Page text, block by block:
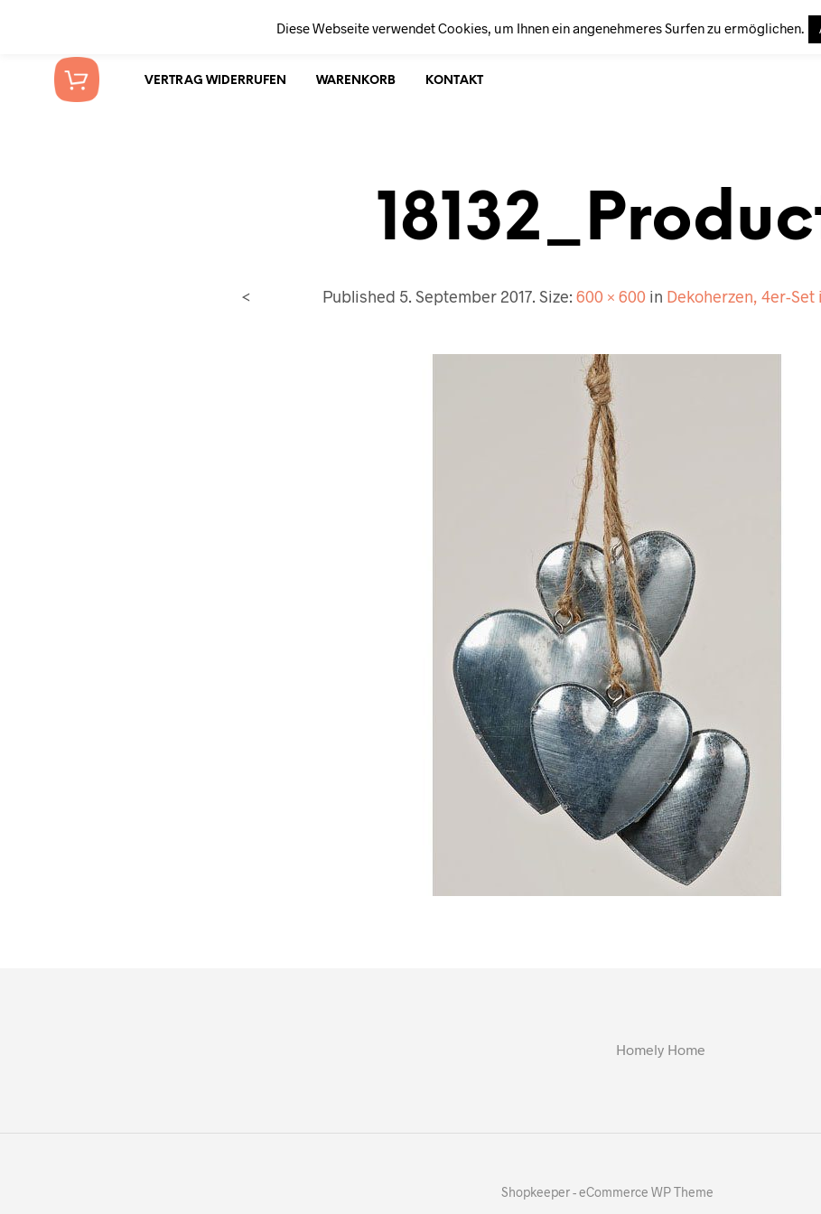
VERTRAG WIDERRUFEN WARENKORB KONTAKT
Published 5. September 2017. Size: 600 × 600in Dekoherzen, 4er-Set
<
Homely Home
Shopkeeper - eCommerce WP Theme
Diese Webseite verwendet Cookies, um Ihnen ein angenehmeres Surfen zu ermöglichen.